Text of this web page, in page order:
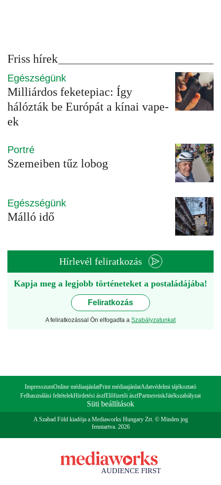
Friss hírek
Egészségünk
Milliárdos feketepiac: Így
hálózták be Európát a kínai vape-
ek
Portré
Szemeiben tűz lobog
Egészségünk
Málló idő
Hírlevél feliratkozás
Kapja meg a legjobb történeteket a postaládájába!
Feliratkozás
A feliratkozással Ön elfogadta a Szabályzatunkat
ImpresszumOnline médiaajánlatPrint médiaajánlatAdatvédelmi tájékoztató
Felhasználási feltételekHirdetési ászfElőfizetői ászfPartnereinkJátékszabályzat
Süti beállítások
A Szabad Föld kiadója a Mediaworks Hungary Zrt. © Minden jog
fenntartva. 2026